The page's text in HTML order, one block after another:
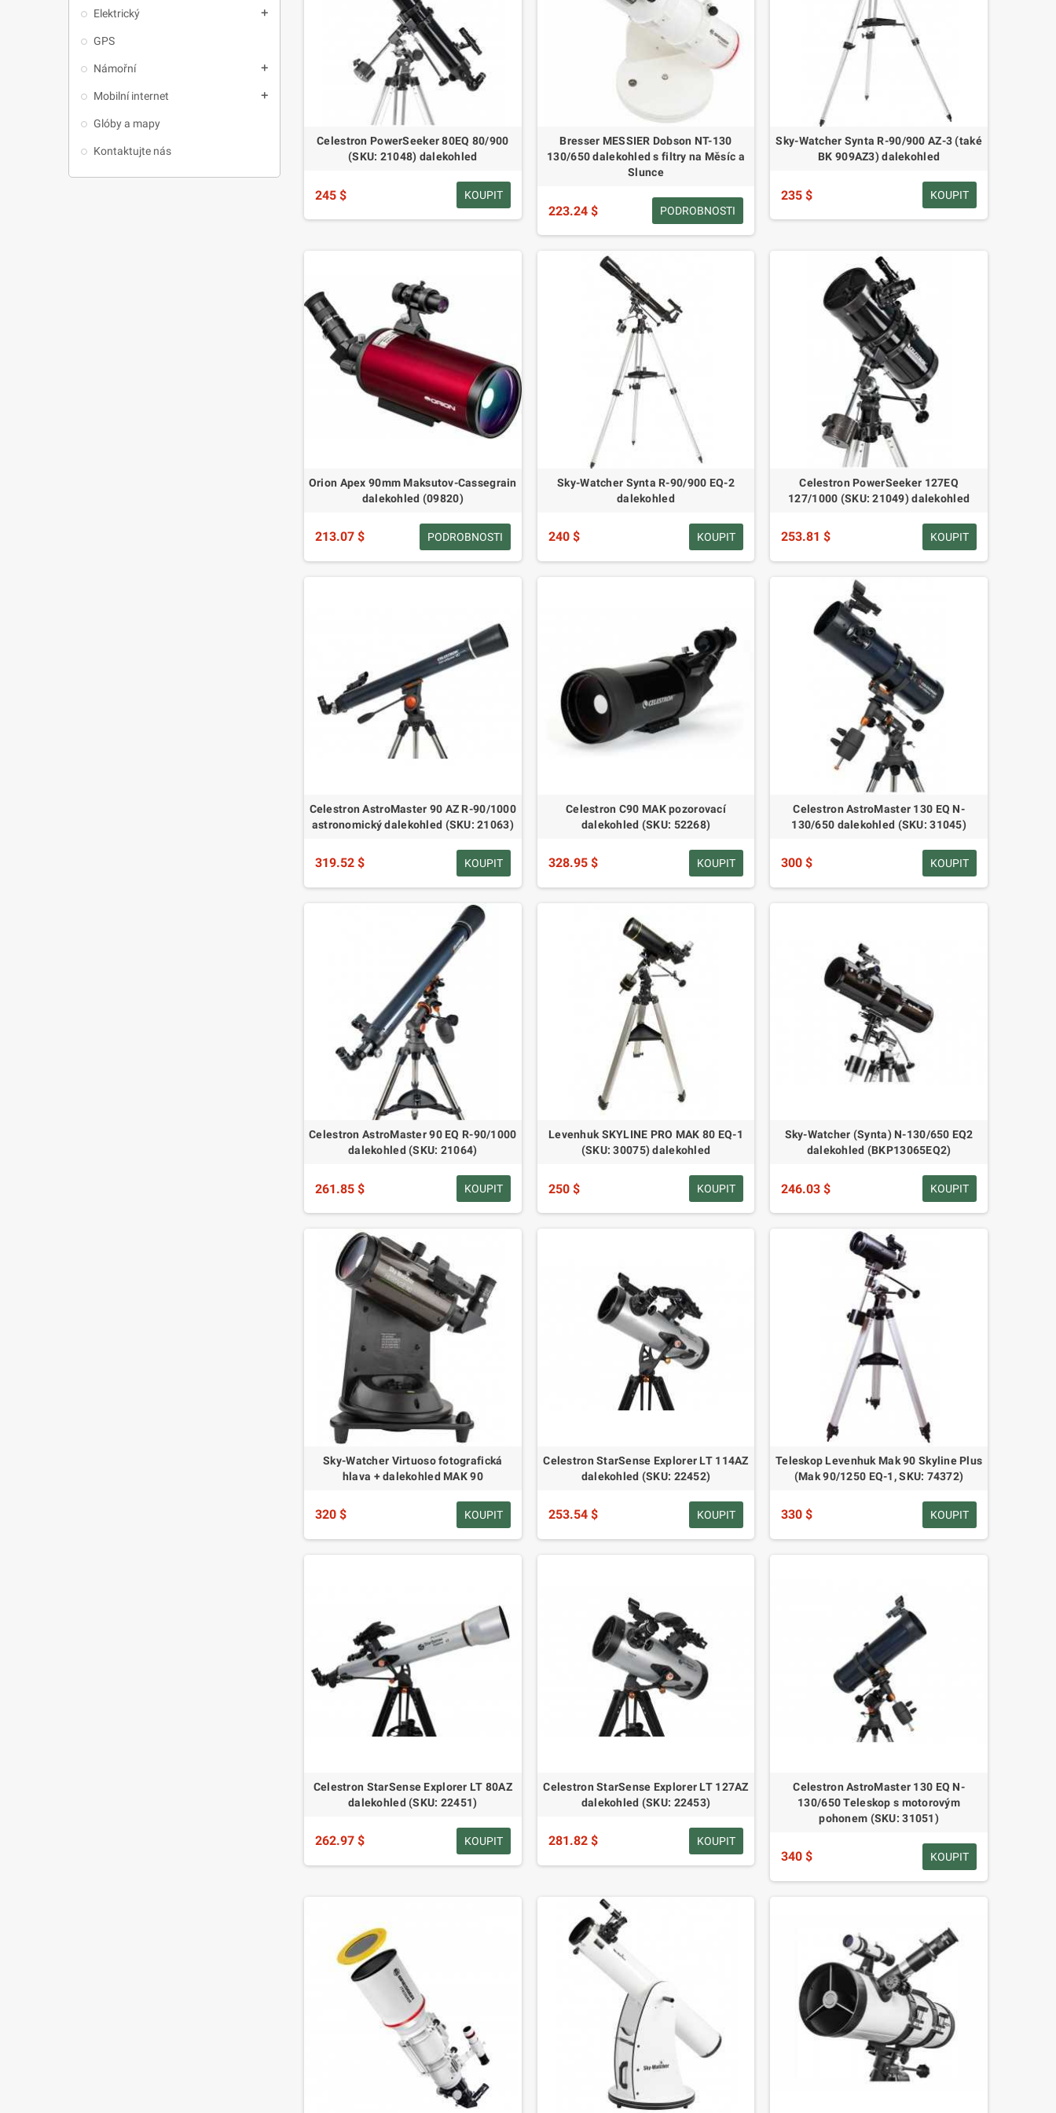
Elektrický add
GPS
Námořní add
Mobilní internet add
Glóby a mapy
Kontaktujte nás
Celestron PowerSeeker 80EQ 80/900
(SKU: 21048) dalekohled
245 $ KOUPIT
Bresser MESSIER Dobson NT-130
130/650 dalekohled s filtry na Měsíc a
Slunce
223.24 $ PODROBNOSTI
Sky-Watcher Synta R-90/900 AZ-3 (také
BK 909AZ3) dalekohled
235 $ KOUPIT
Orion Apex 90mm Maksutov-Cassegrain
dalekohled (09820)
213.07 $ PODROBNOSTI
Sky-Watcher Synta R-90/900 EQ-2
dalekohled
240 $ KOUPIT
Celestron PowerSeeker 127EQ
127/1000 (SKU: 21049) dalekohled
253.81 $ KOUPIT
Celestron AstroMaster 90 AZ R-90/1000
astronomický dalekohled (SKU: 21063)
319.52 $ KOUPIT
Celestron C90 MAK pozorovací
dalekohled (SKU: 52268)
328.95 $ KOUPIT
Celestron AstroMaster 130 EQ N-
130/650 dalekohled (SKU: 31045)
300 $ KOUPIT
Celestron AstroMaster 90 EQ R-90/1000
dalekohled (SKU: 21064)
261.85 $ KOUPIT
Levenhuk SKYLINE PRO MAK 80 EQ-1
(SKU: 30075) dalekohled
250 $ KOUPIT
Sky-Watcher (Synta) N-130/650 EQ2
dalekohled (BKP13065EQ2)
246.03 $ KOUPIT
Sky-Watcher Virtuoso fotografická
hlava + dalekohled MAK 90
320 $ KOUPIT
Celestron StarSense Explorer LT 114AZ
dalekohled (SKU: 22452)
253.54 $ KOUPIT
Teleskop Levenhuk Mak 90 Skyline Plus
(Mak 90/1250 EQ-1, SKU: 74372)
330 $ KOUPIT
Celestron StarSense Explorer LT 80AZ
dalekohled (SKU: 22451)
262.97 $ KOUPIT
Celestron StarSense Explorer LT 127AZ
dalekohled (SKU: 22453)
281.82 $ KOUPIT
Celestron AstroMaster 130 EQ N-
130/650 Teleskop s motorovým
pohonem (SKU: 31051)
340 $ KOUPIT